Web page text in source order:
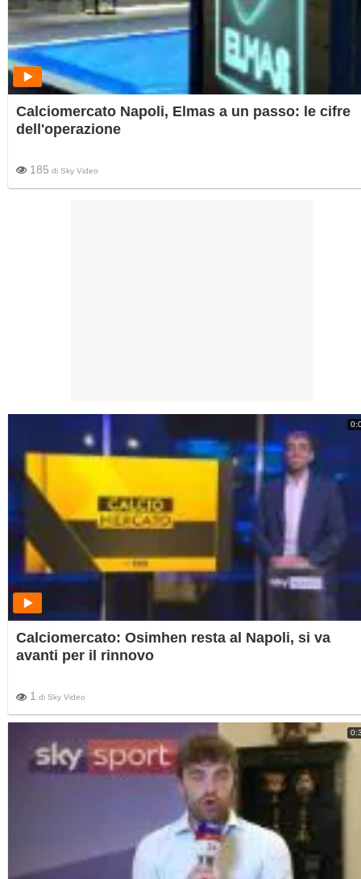
Calciomercato Napoli, Elmas a un passo: le cifre
dell'operazione
185 di Sky Video
Calciomercato: Osimhen resta al Napoli, si va
avanti per il rinnovo
1 di Sky Video